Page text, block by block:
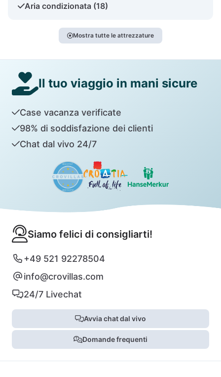
Aria condizionata (18)
Mostra tutte le attrezzature
Il tuo viaggio in mani sicure
Case vacanza verificate
98% di soddisfazione dei clienti
Chat dal vivo 24/7
Siamo felici di consigliarti!
+49 521 92278504
info@crovillas.com
24/7 Livechat
Avvia chat dal vivo
Domande frequenti